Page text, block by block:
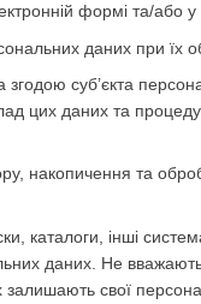
формі та/або
даних при їх
суб’єкта
цих даних та
накопичення та
каталоги, інші
даних. Не
свої